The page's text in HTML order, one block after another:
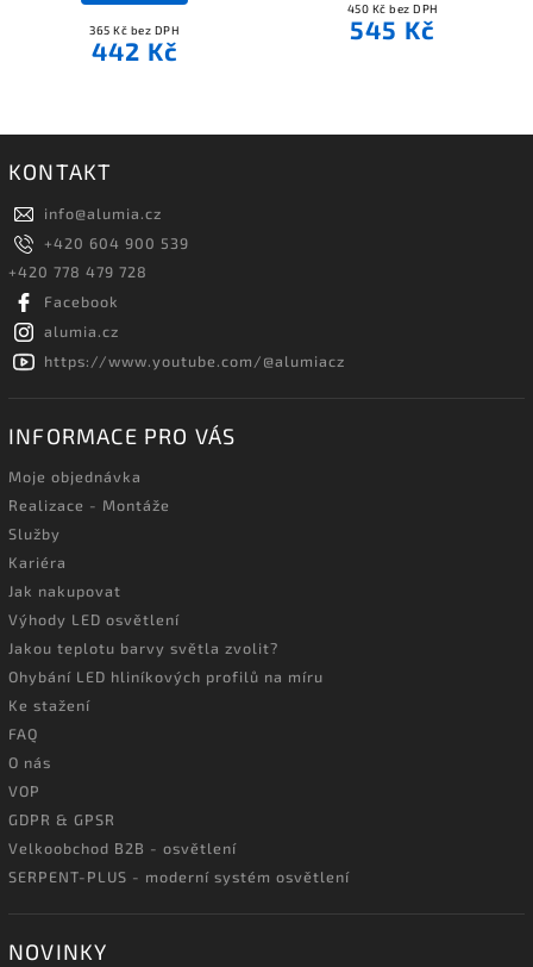
365 Kč bez DPH
442 Kč
450 Kč bez DPH
545 Kč
KONTAKT
info@alumia.cz
+420 604 900 539
+420 778 479 728
Facebook
alumia.cz
https://www.youtube.com/@alumiacz
INFORMACE PRO VÁS
Moje objednávka
Realizace - Montáže
Služby
Kariéra
Jak nakupovat
Výhody LED osvětlení
Jakou teplotu barvy světla zvolit?
Ohybání LED hliníkových profilů na míru
Ke stažení
FAQ
O nás
VOP
GDPR & GPSR
Velkoobchod B2B - osvětlení
SERPENT-PLUS - moderní systém osvětlení
NOVINKY